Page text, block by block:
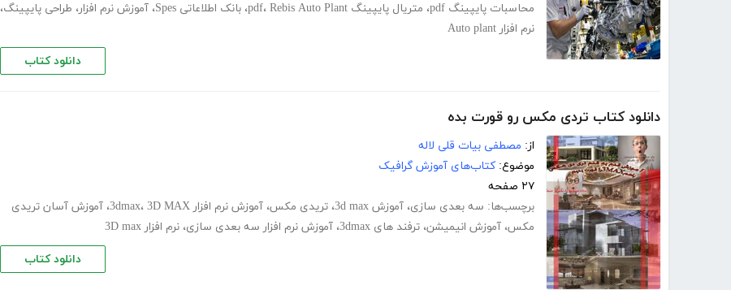
محاسبات پایپینگ pdf
، متریال پایپینگ pdf ، Rebis Auto Plant ، بانک اطلاعاتی Spes ، آموزش نرم افزار، طراحی پایپینگ،
نرم افزار Auto plant
دانلود کتاب
دانلود کتاب تردی مکس رو قورت بده
از: مصطفی بیات قلی لاله
موضوع: کتاب‌های آموزش گرافیک
۲۷ صفحه
برچسب‌ها: سه بعدی سازی، آموزش 3d max ، تریدی مکس، آموزش نرم افزار 3dmax ، 3D MAX ، آموزش آسان تریدی
مکس، آموزش انیمیشن، ترفند های 3dmax ، آموزش نرم افزار سه بعدی سازی، نرم افزار 3D max
دانلود کتاب